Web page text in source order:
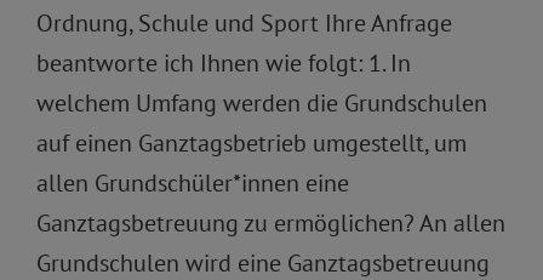
Ordnung, Schule und Sport Ihre Anfrage
beantworte ich Ihnen wie folgt: 1. In
welchem Umfang werden die Grundschulen
auf einen Ganztagsbetrieb umgestellt, um
allen Grundschüler*innen eine
Ganztagsbetreuung zu ermöglichen? An allen
Grundschulen wird eine Ganztagsbetreuung